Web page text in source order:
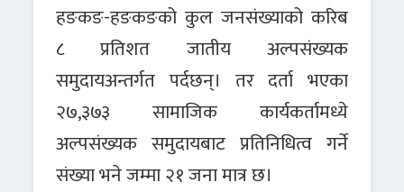
हङकङ-हङकङको कुल जनसंख्याको करिब
८ प्रतिशत जातीय अल्पसंख्यक
समुदायअन्तर्गत पर्दछन्। तर दर्ता भएका
२७,३७३ सामाजिक कार्यकर्तामध्ये
अल्पसंख्यक समुदायबाट प्रतिनिधित्व गर्ने
संख्या भने जम्मा २१ जना मात्र छ।